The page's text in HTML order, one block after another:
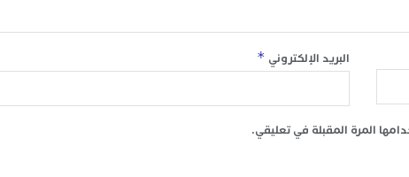
البريد الإلكتروني *
المرة المقبلة في تعليقي.